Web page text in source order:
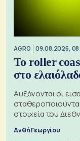
AGRO 09.08.2026,
Το roller
στο
Αυξάνονται οι
σταθεροποιούνται
στοιχεία του
Ανθή Γεωργίου